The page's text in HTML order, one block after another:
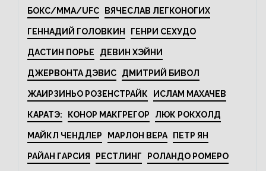
БОКС/MMA/UFC ВЯЧЕСЛАВ ЛЕГКОНОГИХ
ГЕННАДИЙ ГОЛОВКИН ГЕНРИ СЕХУДО
ДАСТИН ПОРЬЕ ДЕВИН ХЭЙНИ
ДЖЕРВОНТА ДЭВИС ДМИТРИЙ БИВОЛ
ЖАИРЗИНЬО РОЗЕНСТРАЙК ИСЛАМ МАХАЧЕВ
КАРАТЭ: КОНОР МАКГРЕГОР ЛЮК РОКХОЛД
МАЙКЛ ЧЕНДЛЕР МАРЛОН ВЕРА ПЕТР ЯН
РАЙАН ГАРСИЯ РЕСТЛИНГ РОЛАНДО РОМЕРО